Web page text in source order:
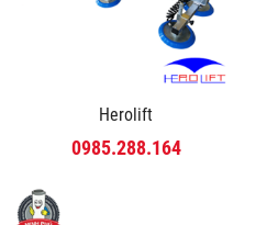
Herolift
0985.288.164